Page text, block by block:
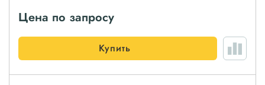
Цена по запросу
Купить